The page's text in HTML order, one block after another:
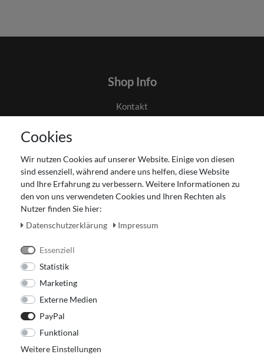
Shop Info
Kontakt
Impressum
Widerrufsrecht
Zahlung und Versand
Unser Ladengeschäft
Cookies
Wir nutzen Cookies auf unserer Website. Einige von diesen
sind essenziell, während andere uns helfen, diese Website
und Ihre Erfahrung zu verbessern. Weitere Informationen zu
den von uns verwendeten Cookies und Ihren Rechten als
Nutzer finden Sie hier:
Daten­schutz­erklärung
Impressum
Essenziell
Statistik
Marketing
Externe Medien
PayPal
Funktional
Weitere Einstellungen